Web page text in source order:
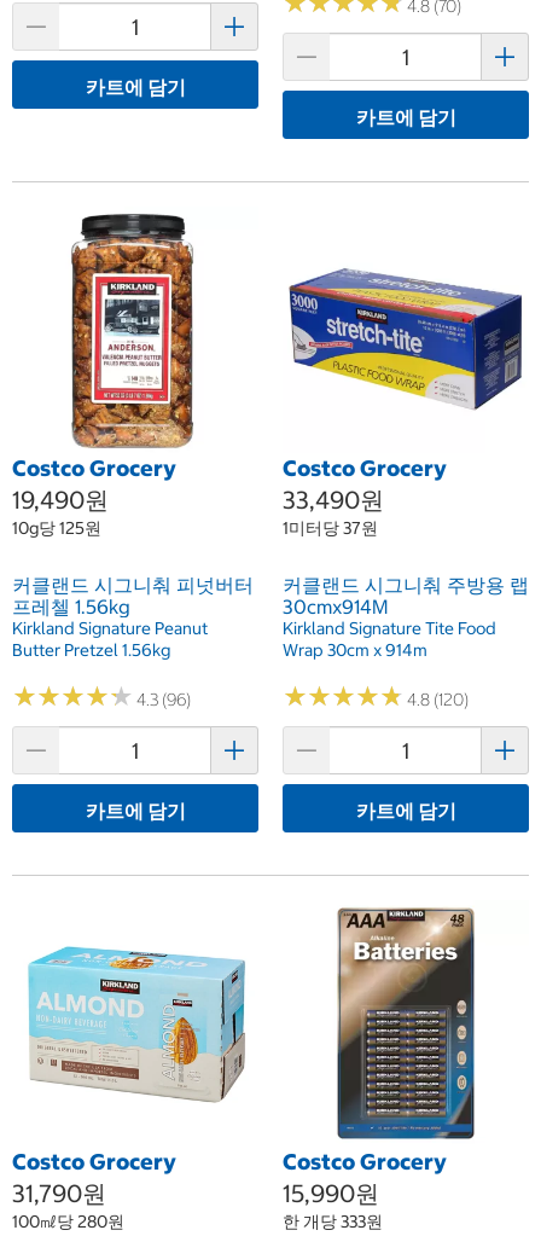
카트에 담기
4.8 (70)
카트에 담기
Costco Grocery
19,490원
10g당 125원
커클랜드 시그니춰 피넛버터
프레첼 1.56kg
Kirkland Signature Peanut
Butter Pretzel 1.56kg
★★★★★
★★★★★ 4.3 (96)
카트에 담기
Costco Grocery
33,490원
1미터당 37원
커클랜드 시그니춰 주방용 랩
30cmx914M
Kirkland Signature Tite Food
Wrap 30cm x 914m
★★★★★
★★★★★ 4.8 (120)
카트에 담기
Costco Grocery
31,790원
100㎖당 280원
Costco Grocery
15,990원
한 개당 333원